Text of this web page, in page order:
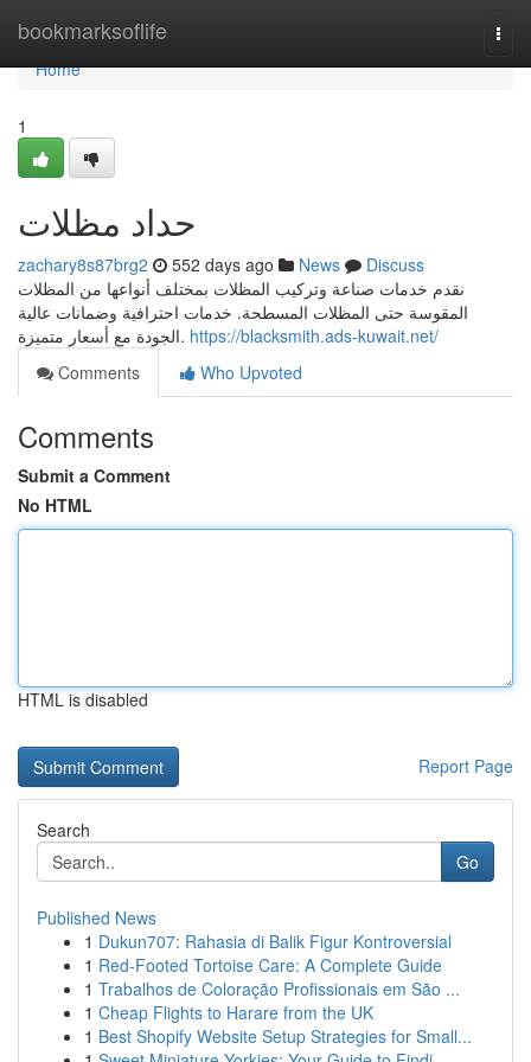
bookmarksoflife
Home
Home
1
حداد مظلات
zachary8s87brg2 552 days ago News
Discuss
نقدم خدمات صناعة وتركيب المظلات بمختلف أنواعها من المظلات
المقوسة حتى المظلات المسطحة. خدمات احترافية وضمانات عالية
الجودة مع أسعار متميزة. https://blacksmith.ads-kuwait.net/
Comments
Who Upvoted
Comments
Submit a Comment
No HTML
HTML is disabled
Report Page
Search
Go
Published News
1 Dukun707: Rahasia di Balik Figur Kontroversial
1 Red-Footed Tortoise Care: A Complete Guide
1 Trabalhos de Coloração Profissionais em São ...
1 Cheap Flights to Harare from the UK
1 Best Shopify Website Setup Strategies for Small...